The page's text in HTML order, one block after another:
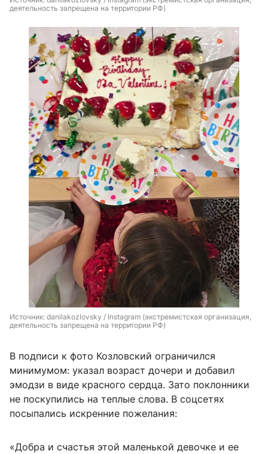
деятельность запрещена на территории РФ)
Источник: danilakozlovsky / Instagram (экстремистская организация,
деятельность запрещена на территории РФ)
В подписи к фото Козловский ограничился
минимумом: указал возраст дочери и добавил
эмодзи в виде красного сердца. Зато поклонники
не поскупились на теплые слова. В соцсетях
посыпались искренние пожелания:
«Добра и счастья этой маленькой девочке и ее